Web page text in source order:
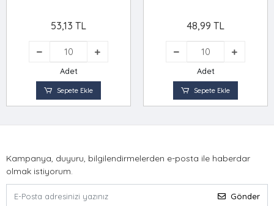
53,13 TL
Adet
Sepete Ekle
48,99 TL
Adet
Sepete Ekle
Kampanya, duyuru, bilgilendirmelerden e-posta ile haberdar
olmak istiyorum.
Gönder